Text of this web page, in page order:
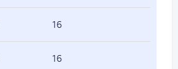
16
16